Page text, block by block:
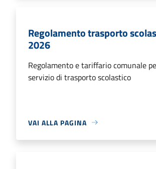
Regolamento trasporto
2026
Regolamento e tariffario comunale
servizio di trasporto scolastico
VAI ALLA PAGINA